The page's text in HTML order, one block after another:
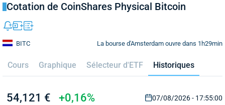
Cotation de CoinShares Physical Bitcoin
La bourse d'Amsterdam ouvre dans 1h29min
BITC
Cours Graphique Sélecteur d'ETF Historiques
54,121 € +0,16% 07/08/2026 - 17:55:00